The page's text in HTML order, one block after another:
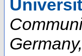
Germany